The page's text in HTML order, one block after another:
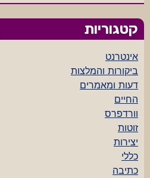
קטגוריות
אינטרנט
ביקורות והמלצות
דעות ומאמרים
החיים
וורדפרס
זוטות
יצירות
כללי
כתיבה